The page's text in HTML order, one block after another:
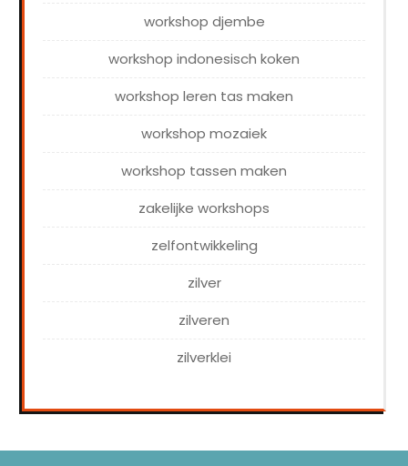
workshop djembe
workshop indonesisch koken
workshop leren tas maken
workshop mozaiek
workshop tassen maken
zakelijke workshops
zelfontwikkeling
zilver
zilveren
zilverklei